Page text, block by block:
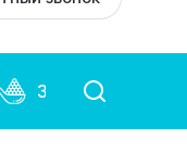
Замороженная